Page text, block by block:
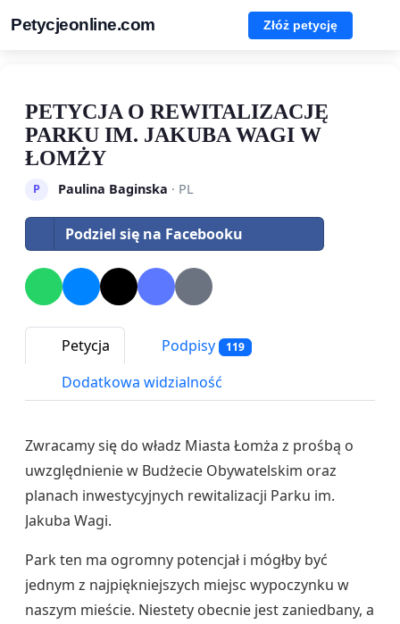
Petycjeonline.com Złóż petycję
PETYCJA O REWITALIZACJĘ
PARKU IM. JAKUBA WAGI W
ŁOMŻY
P Paulina Baginska · PL
Podziel się na Facebooku
Petycja Podpisy 119
Dodatkowa widzialność
Zwracamy się do władz Miasta Łomża z prośbą o
uwzględnienie w Budżecie Obywatelskim oraz
planach inwestycyjnych rewitalizacji Parku im.
Jakuba Wagi.
Park ten ma ogromny potencjał i mógłby być
jednym z najpiękniejszych miejsc wypoczynku w
naszym mieście. Niestety obecnie jest zaniedbany, a